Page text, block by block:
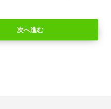
次へ進む